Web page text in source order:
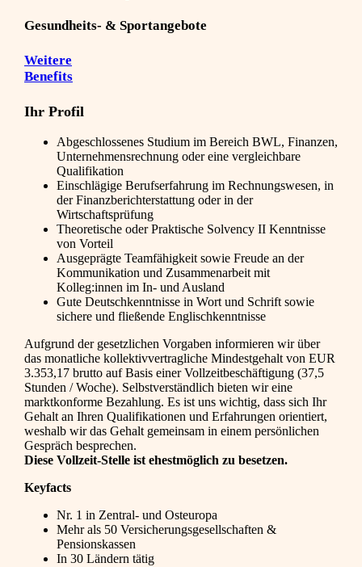
Gesundheits- & Sportangebote
Weitere
Benefits
Ihr Profil
Abgeschlossenes Studium im Bereich BWL, Finanzen,
Unternehmensrechnung oder eine vergleichbare
Qualifikation
Einschlägige Berufserfahrung im Rechnungswesen, in
der Finanzberichterstattung oder in der
Wirtschaftsprüfung
Theoretische oder Praktische Solvency II Kenntnisse
von Vorteil
Ausgeprägte Teamfähigkeit sowie Freude an der
Kommunikation und Zusammenarbeit mit
Kolleg:innen im In- und Ausland
Gute Deutschkenntnisse in Wort und Schrift sowie
sichere und fließende Englischkenntnisse
Aufgrund der gesetzlichen Vorgaben informieren wir über
das monatliche kollektivvertragliche Mindestgehalt von EUR
3.353,17 brutto auf Basis einer Vollzeitbeschäftigung (37,5
Stunden / Woche). Selbstverständlich bieten wir eine
marktkonforme Bezahlung. Es ist uns wichtig, dass sich Ihr
Gehalt an Ihren Qualifikationen und Erfahrungen orientiert,
weshalb wir das Gehalt gemeinsam in einem persönlichen
Gespräch besprechen.
Diese Vollzeit-Stelle ist ehestmöglich zu besetzen.
Keyfacts
Nr. 1 in Zentral- und Osteuropa
Mehr als 50 Versicherungsgesellschaften &
Pensionskassen
In 30 Ländern tätig